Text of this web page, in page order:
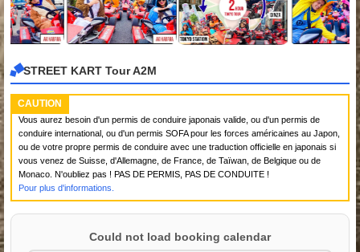
STREET KART Tour A2M
CAUTION
Vous aurez besoin d'un permis de conduire japonais valide, ou d'un permis de
conduire international, ou d'un permis SOFA pour les forces américaines au Japon,
ou de votre propre permis de conduire avec une traduction officielle en japonais si
vous venez de Suisse, d'Allemagne, de France, de Taïwan, de Belgique ou de
Monaco. N'oubliez pas ! PAS DE PERMIS, PAS DE CONDUITE !
Pour plus d'informations.
Could not load booking calendar